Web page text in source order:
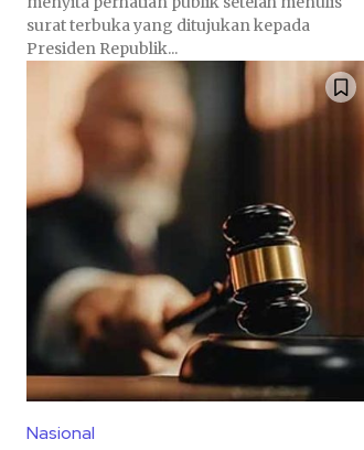
surat terbuka yang ditujukan kepada
Presiden Republik...
Nasional